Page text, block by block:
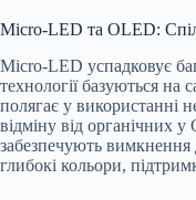
Micro-LED та OLED:
Micro-LED успадковує
технології базуються на
полягає у використанні
відміну від органічних
забезпечують вимкнення
глибокі кольори,